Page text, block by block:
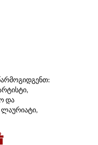
და
ლაურიატი,